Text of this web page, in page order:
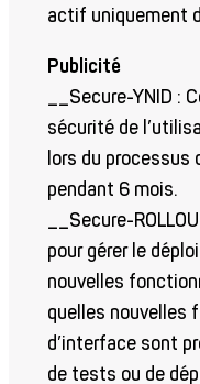
actif uniquement
Publicité
__Secure-YNID :
sécurité de
lors du processus
pendant 6 mois.
__Secure-
pour gérer le
nouvelles
quelles nouvelles
d’interface sont
de tests ou de